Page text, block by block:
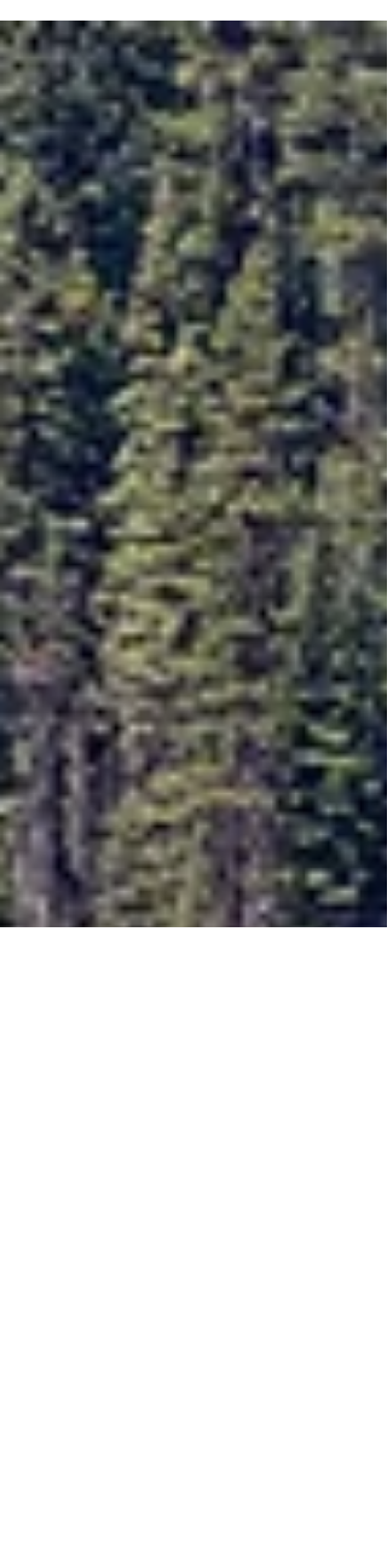
אתה נוסע לשם אתה חייב לבקר...